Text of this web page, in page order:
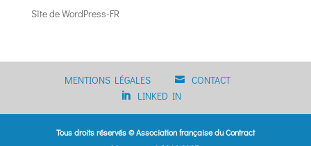
Site de WordPress-FR
MENTIONS LÉGALES
CONTACT
LINKED IN
Tous droits réservés © Association française du Contract